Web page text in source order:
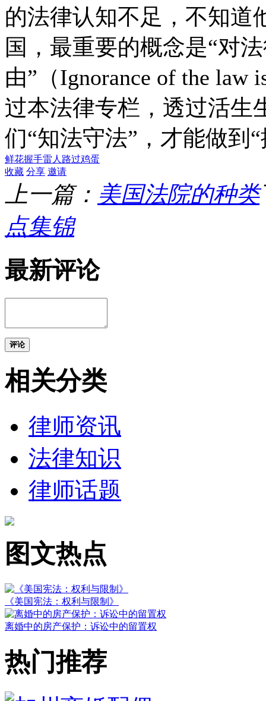
的法律认知不足，不知道
国，最重要的概念是“对
由”（Ignorance of the law
过本法律专栏，透过活生
们“知法守法”，才能做到
鲜花握手雷人 路过鸡蛋
收藏 分享 邀请
上一篇： 美国法院的种类
点集锦
最新评论
评论
相关分类
律师资讯
法律知识
律师话题
图文热点
《美国宪法：权利与限制》
离婚中的房产保护：诉讼中的留置权
热门推荐